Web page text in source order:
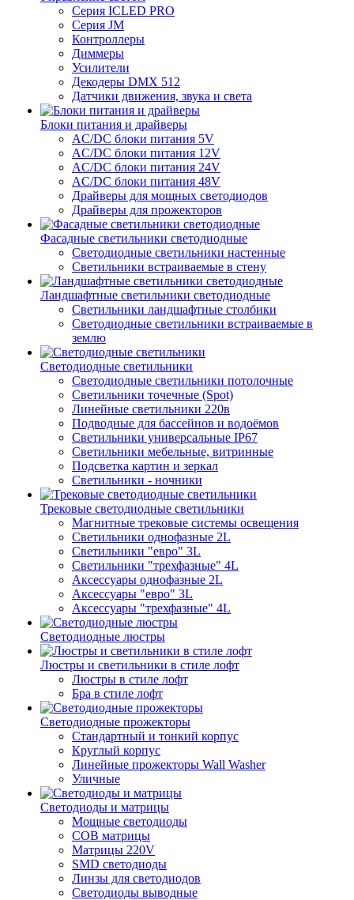
Серия ICLED PRO
Серия JM
Контроллеры
Диммеры
Усилители
Декодеры DMX 512
Датчики движения, звука и света
Блоки питания и драйверы
AC/DC блоки питания 5V
AC/DC блоки питания 12V
AC/DC блоки питания 24V
AC/DC блоки питания 48V
Драйверы для мощных светодиодов
Драйверы для прожекторов
Фасадные светильники светодиодные
Светодиодные светильники настенные
Светильники встраиваемые в стену
Ландшафтные светильники светодиодные
Светильники ландшафтные столбики
Светодиодные светильники встраиваемые в
землю
Светодиодные светильники
Светодиодные светильники потолочные
Светильники точечные (Spot)
Линейные светильники 220в
Подводные для бассейнов и водоёмов
Светильники универсальные IP67
Светильники мебельные, витринные
Подсветка картин и зеркал
Светильники - ночники
Трековые светодиодные светильники
Магнитные трековые системы освещения
Светильники однофазные 2L
Светильники "евро" 3L
Светильники "трехфазные" 4L
Аксессуары однофазные 2L
Аксессуары "евро" 3L
Аксессуары "трехфазные" 4L
Светодиодные люстры
Люстры и светильники в стиле лофт
Люстры в стиле лофт
Бра в стиле лофт
Светодиодные прожекторы
Стандартный и тонкий корпус
Круглый корпус
Линейные прожекторы Wall Washer
Уличные
Светодиоды и матрицы
Мощные светодиоды
COB матрицы
Матрицы 220V
SMD светодиоды
Линзы для светодиодов
Светодиоды выводные